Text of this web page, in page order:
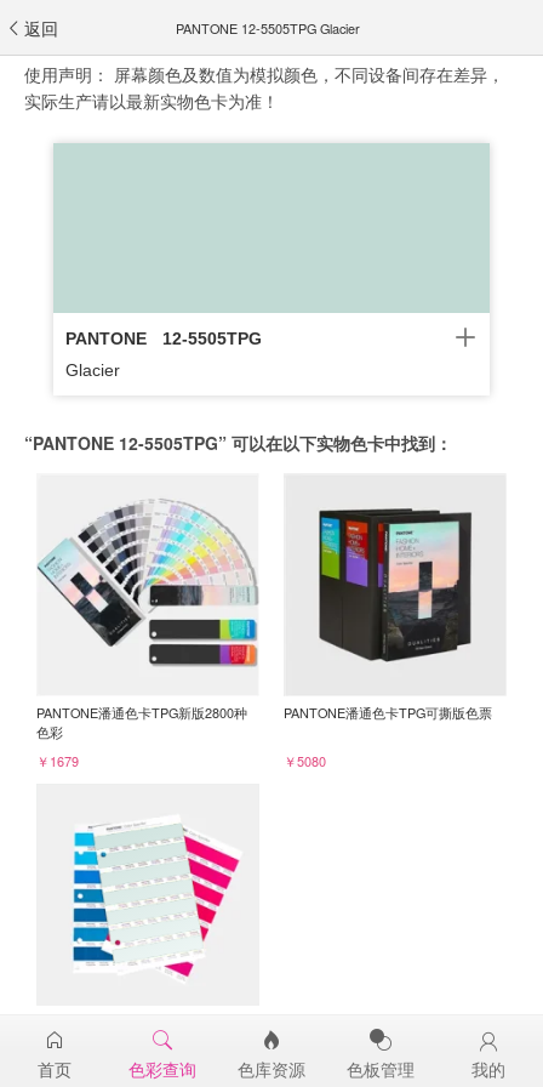
返回 PANTONE 12-5505TPG Glacier
使用声明： 屏幕颜色及数值为模拟颜色，不同设备间存在差异，
实际生产请以最新实物色卡为准！
PANTONE
12-5505TPG
Glacier
“PANTONE 12-5505TPG” 可以在以下实物色卡中找到：
PANTONE潘通色卡TPG新版2800种
色彩
￥1679
PANTONE潘通色卡TPG可撕版色票
￥5080
12-5505TPG
￥98
首页 色彩查询 色库资源 色板管理 我的